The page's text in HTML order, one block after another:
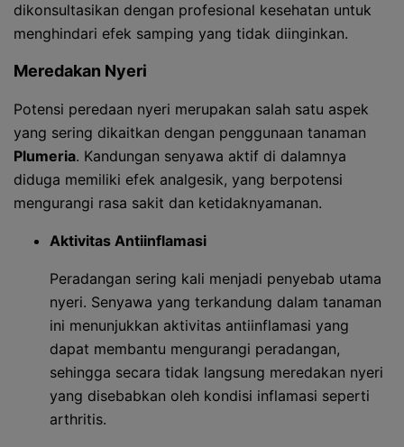
dikonsultasikan dengan profesional kesehatan untuk
menghindari efek samping yang tidak diinginkan.
Meredakan Nyeri
Potensi peredaan nyeri merupakan salah satu aspek
yang sering dikaitkan dengan penggunaan tanaman
Plumeria. Kandungan senyawa aktif di dalamnya
diduga memiliki efek analgesik, yang berpotensi
mengurangi rasa sakit dan ketidaknyamanan.
Aktivitas Antiinflamasi
Peradangan sering kali menjadi penyebab utama
nyeri. Senyawa yang terkandung dalam tanaman
ini menunjukkan aktivitas antiinflamasi yang
dapat membantu mengurangi peradangan,
sehingga secara tidak langsung meredakan nyeri
yang disebabkan oleh kondisi inflamasi seperti
arthritis.